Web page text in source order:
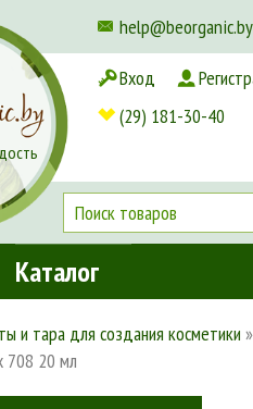
help@beorganic.by
Доставка и оплата
Вход
(29) 181-30-40
Каталог
и тара для создания косметики
708 20 мл